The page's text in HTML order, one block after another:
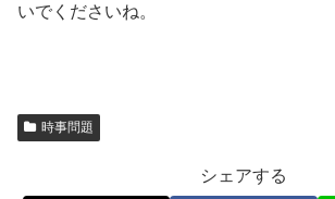
いでくださいね。
時事問題
シェアする